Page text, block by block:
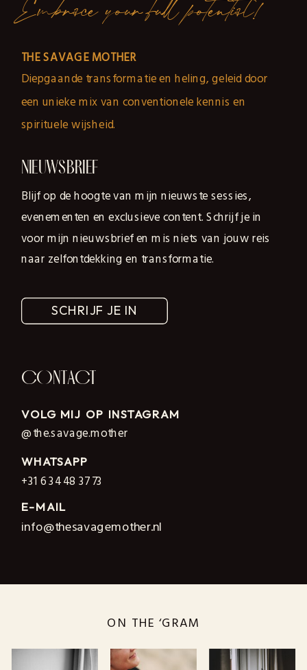
NIEUWSBRIEF
CONTACT
Embrace your full potential!
THE SAVAGE MOTHER
Diepgaande transformatie en heling, geleid door
een unieke mix van conventionele kennis en
spirituele wijsheid.
Blijf op de hoogte van mijn nieuwste sessies,
evenementen en exclusieve content. Schrijf je in
voor mijn nieuwsbrief en mis niets van jouw reis
naar zelfontdekking en transformatie.
SCHRIJF JE IN
VOLG MIJ OP INSTAGRAM
@the.savage.mother
+31 6 34 48 37 73
WHATSAPP
E-MAIL
info@thesavagemother.nl
ON THE ‘GRAM